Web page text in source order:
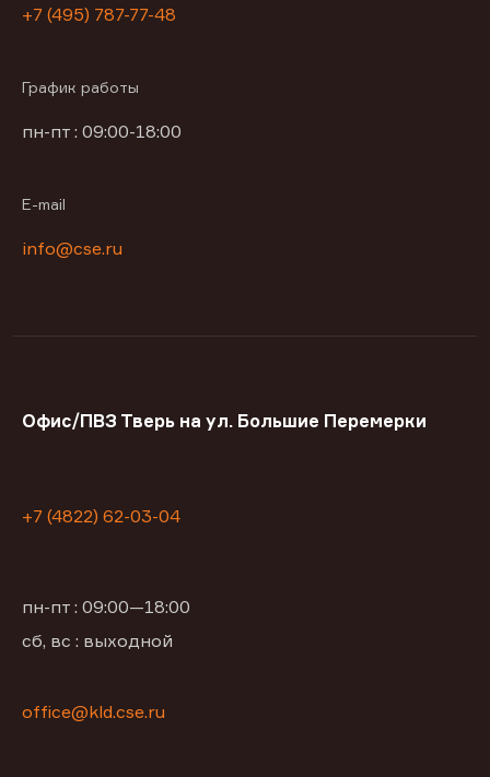
+7 (495) 787-77-48
График работы
пн-пт : 09:00-18:00
E-mail
info@cse.ru
Офис/ПВЗ Тверь на ул. Большие Перемерки
+7 (4822) 62-03-04
пн-пт : 09:00—18:00
сб, вс : выходной
office@kld.cse.ru